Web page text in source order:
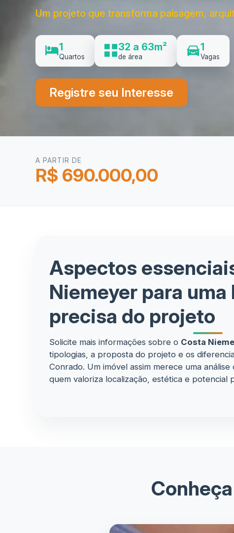
Um projeto que transforma paisagem,
1
Quartos
32 a 63m²
de área
1
Vagas
Registre seu Interesse
A PARTIR DE
R$ 690.000,00
Aspectos
Niemeyer para
precisa do projeto
Solicite mais informações sobre o Costa
tipologias, a proposta do projeto e os
Conrado. Um imóvel assim merece uma
quem valoriza localização, estética e potencial